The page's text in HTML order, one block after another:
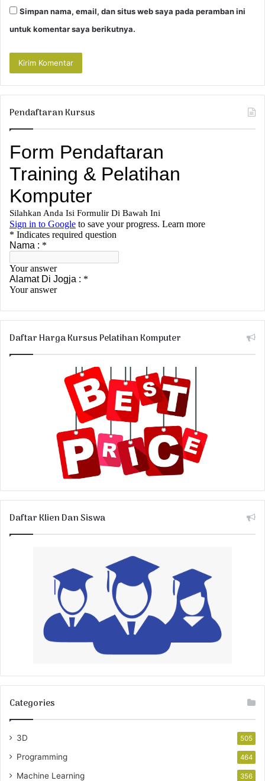
Simpan nama, email, dan situs web saya pada peramban ini
untuk komentar saya berikutnya.
Pendaftaran Kursus
Daftar Harga Kursus Pelatihan Komputer
Daftar Klien Dan Siswa
Categories
3D 505
Programming 464
Machine Learning 356